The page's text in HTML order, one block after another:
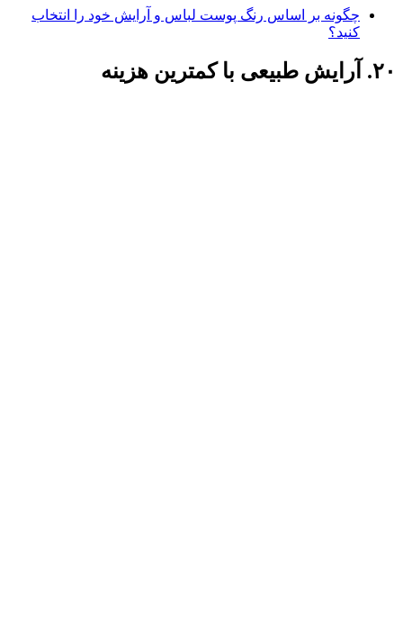
چگونه بر اساس رنگ پوست لباس و آرایش خود را انتخاب
کنید؟
۲۰. آرایش طبیعی با کمترین هزینه